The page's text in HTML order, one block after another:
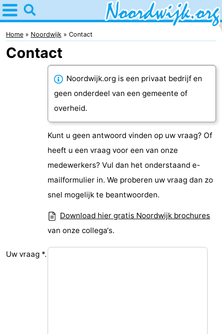
Home
Noordwijk
Tips
Appartementen
Vakantiehuizen
De
-
Home Noordwijk Contact
Contact
Noordwijk.org is een privaat bedrijf en
geen onderdeel van een gemeente of
overheid.
Kunt u geen antwoord vinden op uw vraag? Of
heeft u een vraag voor een van onze
medewerkers? Vul dan het onderstaand e-
mailformulier in. We proberen uw vraag dan zo
snel mogelijk te beantwoorden.
Download hier gratis Noordwijk brochures
van onze collega‘s.
Uw vraag *.